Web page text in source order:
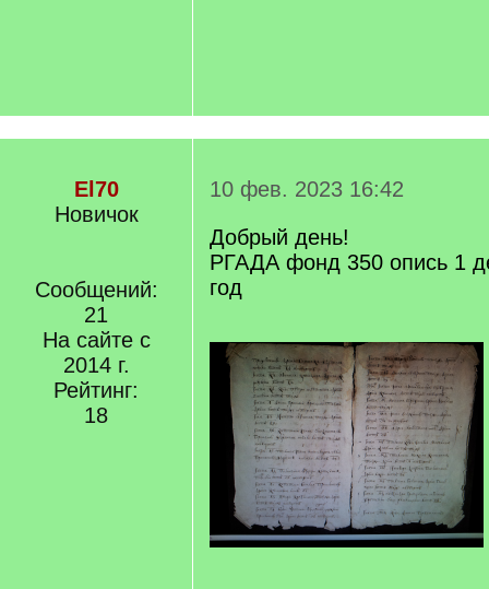
El70
Новичок
Сообщений:
21
На сайте с
2014 г.
Рейтинг:
18
10 фев. 2023 16:42
Добрый день!
РГАДА фонд 350 опись 1
год